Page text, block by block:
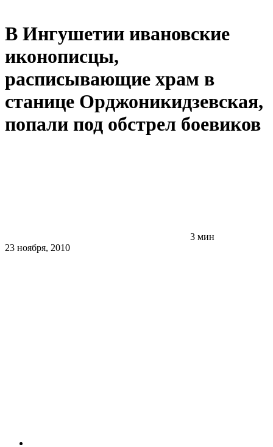
В Ингушетии ивановские
иконописцы,
расписывающие храм в
станице Орджоникидзевская,
попали под обстрел боевиков
3 мин
23 ноября, 2010